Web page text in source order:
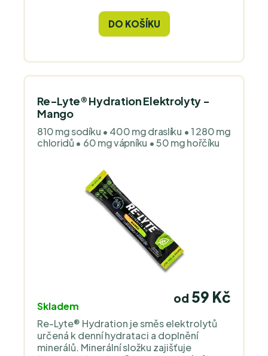
okamžitě. Bio veganská bezlepková směs
ovesné müsli přirozeně oslazené
sušenými rozinkami, bílými morušemi a
svačinu. Plná vlákniny a bez přidaných
cukrů. Pro lepší trávení obsahuje i chia a
DO KOŠÍKU
Re-Lyte® Hydration Elektrolyty -
Mango
810 mg sodíku • 400 mg draslíku • 1 280 mg
chloridů • 60 mg vápníku • 50 mg hořčíku
Skladem
od 59 Kč
Re-Lyte® Hydration je směs elektrolytů
určená k denní hydrataci a doplnění
minerálů. Minerální složku zajišťuje